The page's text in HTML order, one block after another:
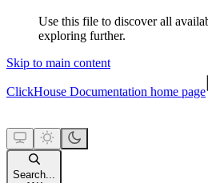
Use this file to discover all
exploring further.
Skip to main content
ClickHouse Documentation home page
Search...